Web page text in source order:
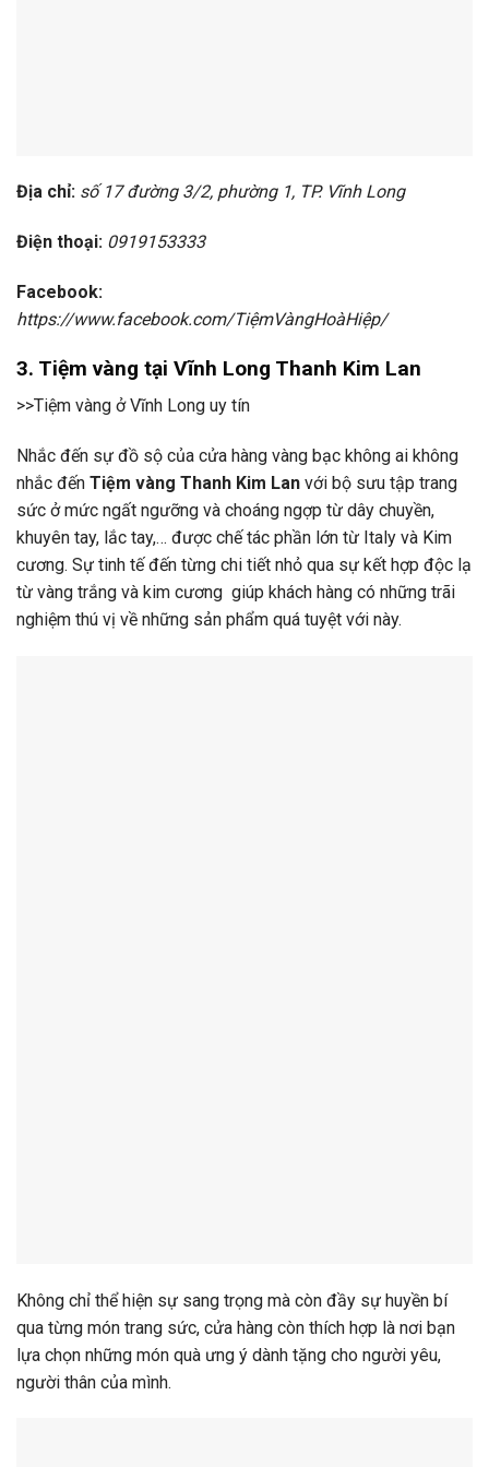
Địa chỉ: số 17 đường 3/2, phường 1, TP. Vĩnh Long
Điện thoại: 0919153333
Facebook:
https://www.facebook.com/TiệmVàngHoàHiệp/
3. Tiệm vàng tại Vĩnh Long Thanh Kim Lan
>>Tiệm vàng ở Vĩnh Long uy tín
Nhắc đến sự đồ sộ của cửa hàng vàng bạc không ai không
nhắc đến Tiệm vàng Thanh Kim Lan với bộ sưu tập trang
sức ở mức ngất ngưỡng và choáng ngợp từ dây chuyền,
khuyên tay, lắc tay,… được chế tác phần lớn từ Italy và Kim
cương. Sự tinh tế đến từng chi tiết nhỏ qua sự kết hợp độc lạ
từ vàng trắng và kim cương giúp khách hàng có những trãi
nghiệm thú vị về những sản phẩm quá tuyệt với này.
Không chỉ thể hiện sự sang trọng mà còn đầy sự huyền bí
qua từng món trang sức, cửa hàng còn thích hợp là nơi bạn
lựa chọn những món quà ưng ý dành tặng cho người yêu,
người thân của mình.